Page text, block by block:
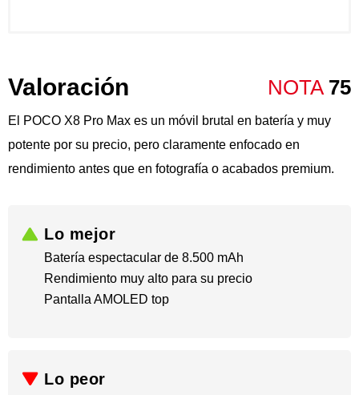
Valoración NOTA 75
El POCO X8 Pro Max es un móvil brutal en batería y muy
potente por su precio, pero claramente enfocado en
rendimiento antes que en fotografía o acabados premium.
Lo mejor
Batería espectacular de 8.500 mAh
​Rendimiento muy alto para su precio
​Pantalla AMOLED top
Lo peor